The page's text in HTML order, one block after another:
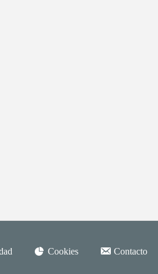
Cookies Contacto